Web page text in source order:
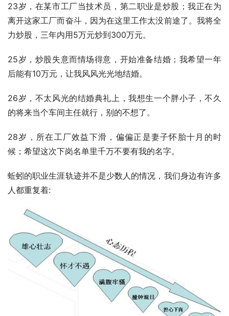
23岁，在某市工厂当技术员，第二职业是炒股；我正在为
离开这家工厂而奋斗，因为在这里工作太没前途了。我将全
力炒股，三年内用5万元炒到300万元。
25岁，炒股失意而情场得意，开始准备结婚；我希望一年
后能有10万元，让我风风光光地结婚。
26岁，不太风光的结婚典礼上，我想生一个胖小子，不久
的将来当个车间主任就行，别的不想了。
28岁，所在工厂效益下滑，偏偏正是妻子怀胎十月的时
候；希望这次下岗名单里千万不要有我的名字。
蚯蚓的职业生涯轨迹并不是少数人的情况，我们身边有许多
人都重复着: